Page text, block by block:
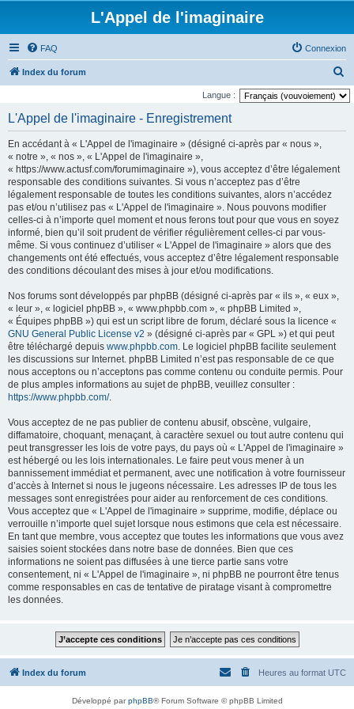
L'Appel de l'imaginaire
FAQ Connexion
Index du forum
e
Langue :
L'Appel de l'imaginaire - Enregistrement
En accédant à « L'Appel de l'imaginaire » (désigné ci-après par « nous »,
« notre », « nos », « L'Appel de l'imaginaire »,
« https://www.actusf.com/forumimaginaire »), vous acceptez d’être légalement
responsable des conditions suivantes. Si vous n’acceptez pas d’être
légalement responsable de toutes les conditions suivantes, alors n’accédez
pas et/ou n’utilisez pas « L'Appel de l'imaginaire ». Nous pouvons modifier
celles-ci à n’importe quel moment et nous ferons tout pour que vous en soyez
informé, bien qu’il soit prudent de vérifier régulièrement celles-ci par vous-
même. Si vous continuez d’utiliser « L'Appel de l'imaginaire » alors que des
changements ont été effectués, vous acceptez d’être légalement responsable
des conditions découlant des mises à jour et/ou modifications.
Nos forums sont développés par phpBB (désigné ci-après par « ils », « eux »,
« leur », « logiciel phpBB », « www.phpbb.com », « phpBB Limited »,
« Équipes phpBB ») qui est un script libre de forum, déclaré sous la licence «
GNU General Public License v2 » (désigné ci-après par « GPL ») et qui peut
être téléchargé depuis www.phpbb.com. Le logiciel phpBB facilite seulement
les discussions sur Internet. phpBB Limited n’est pas responsable de ce que
nous acceptons ou n’acceptons pas comme contenu ou conduite permis. Pour
de plus amples informations au sujet de phpBB, veuillez consulter :
https://www.phpbb.com/.
Vous acceptez de ne pas publier de contenu abusif, obscène, vulgaire,
diffamatoire, choquant, menaçant, à caractère sexuel ou tout autre contenu qui
peut transgresser les lois de votre pays, du pays où « L'Appel de l'imaginaire »
est hébergé ou les lois internationales. Le faire peut vous mener à un
bannissement immédiat et permanent, avec une notification à votre fournisseur
d’accès à Internet si nous le jugeons nécessaire. Les adresses IP de tous les
messages sont enregistrées pour aider au renforcement de ces conditions.
Vous acceptez que « L'Appel de l'imaginaire » supprime, modifie, déplace ou
verrouille n’importe quel sujet lorsque nous estimons que cela est nécessaire.
En tant que membre, vous acceptez que toutes les informations que vous avez
saisies soient stockées dans notre base de données. Bien que ces
informations ne soient pas diffusées à une tierce partie sans votre
consentement, ni « L'Appel de l'imaginaire », ni phpBB ne pourront être tenus
comme responsables en cas de tentative de piratage visant à compromettre
les données.
Index du forum Heures au format UTC
Développé parphpBB® Forum Software © phpBB Limited